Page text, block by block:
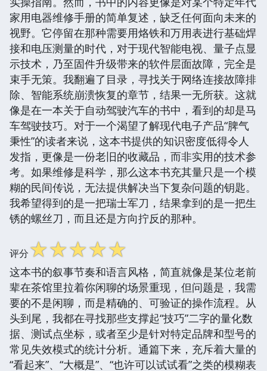
家用电器维修手册的简单复述，缺乏任何面向未来的
视野。它停留在那种需要用烙铁和万用表进行基础焊
接和电压测量的时代，对于现代智能电视、量子点显
示技术，乃至固件升级带来的软件层面故障，完全是
束手无策。我翻遍了目录，寻找关于网络连接故障排
除、智能系统崩溃恢复的章节，结果一无所获。这就
像是在一本关于自动驾驶汽车的书中，看到的却是马
车驾驶技巧。对于一个渴望了解现代电子产品“脾气
秉性”的读者来说，这本书提供的知识密度低得令人
发指，更像是一份老旧的收藏品，而非实用的技术参
考。如果维修是科学，那么这本书充其量只是一个模
糊的民间传说，无法提供解决当下复杂问题的钥匙。
我希望得到的是一把瑞士军刀，结果拿到的是一把生
锈的螺丝刀，而且还是方向拧反的那种。
评分☆☆☆☆☆
这本书的叙事节奏和语言风格，简直就像是某位老前
辈在茶馆里拉着你闲聊的场景重现，但问题是，我需
要的不是闲聊，而是精确的、可验证的操作流程。从
头到尾，我都在寻找那些支撑起“技巧”二字的量化数
据、测试点坐标，或者至少是针对特定品牌和型号的
常见失效模式的统计分析。通篇下来，充斥着大量的
“看起来”、“大概是”、“也许可以试试看”之类的模糊表